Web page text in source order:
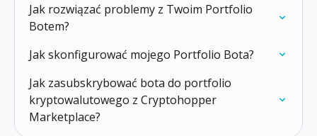
Jak rozwiązać problemy z Twoim Portfolio
Botem?
Jak skonfigurować mojego Portfolio Bota?
Jak zasubskrybować bota do portfolio
kryptowalutowego z Cryptohopper
Marketplace?